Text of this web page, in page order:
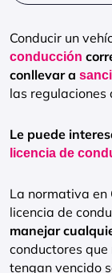
Conducir un
conducción
conllevar a
las
Le puede
licencia de
La normativa en
licencia de
manejar
conductores
tengan vencido